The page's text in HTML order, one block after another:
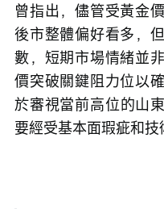
曾指出，儘管受黃金
後市整體偏好看多，
數，短期市場情緒並
價突破關鍵阻力位以
於審視當前高位的山
要經受基本面瑕疵和技